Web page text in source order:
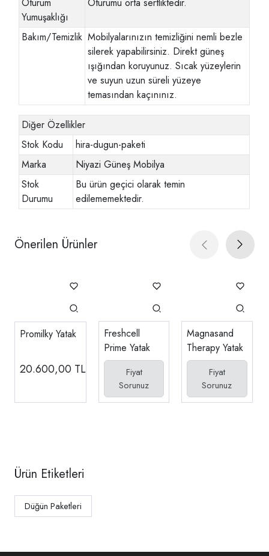
Yumuşaklığı
Bakım/Temizlik Mobilyalarınızın temizliğini nemli bezle
silerek yapabilirsiniz. Direkt güneş
ışığından koruyunuz. Sıcak yüzeylerin
ve suyun uzun süreli yüzeye
temasından kaçınınız.
Diğer Özellikler
Stok Kodu
hira-dugun-paketi
Marka
Niyazi Güneş Mobilya
Stok
Durumu
Bu ürün geçici olarak temin
edilememektedir.
Önerilen Ürünler
Promilky Yatak
20.600,00 TL
Freshcell
Prime Yatak
Fiyat
Sorunuz
Magnasand
Therapy Yatak
Fiyat
Sorunuz
Ürün Etiketleri
Düğün Paketleri